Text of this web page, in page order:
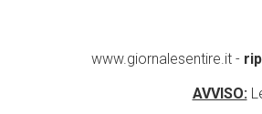
www.giornalesentire.it -
AVVISO: